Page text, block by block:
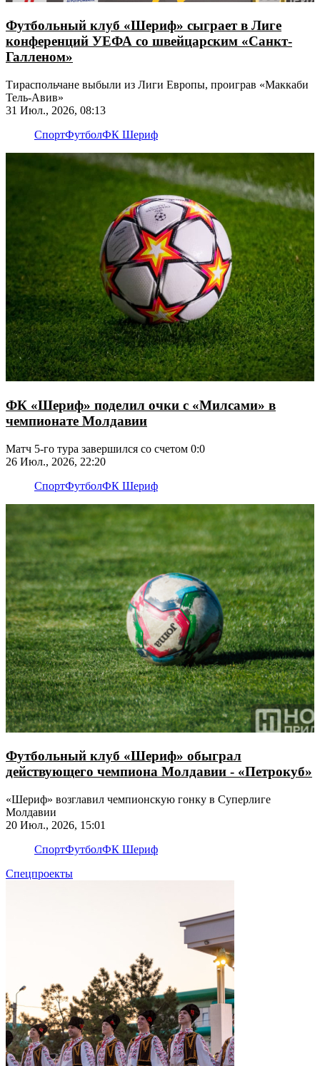
Футбольный клуб «Шериф» сыграет в Лиге
конференций УЕФА со швейцарским «Санкт-
Галленом»
Тираспольчане выбыли из Лиги Европы, проиграв «Маккаби
Тель-Авив»
31 Июл., 2026, 08:13
СпортФутболФК Шериф
ФК «Шериф» поделил очки с «Милсами» в
чемпионате Молдавии
Матч 5-го тура завершился со счетом 0:0
26 Июл., 2026, 22:20
СпортФутболФК Шериф
Футбольный клуб «Шериф» обыграл
действующего чемпиона Молдавии - «Петрокуб»
«Шериф» возглавил чемпионскую гонку в Суперлиге
Молдавии
20 Июл., 2026, 15:01
СпортФутболФК Шериф
Спецпроекты